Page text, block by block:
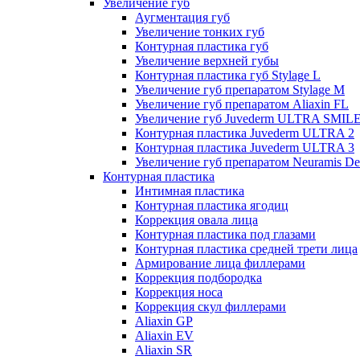
Увеличение губ
Аугментация губ
Увеличение тонких губ
Контурная пластика губ
Увеличение верхней губы
Контурная пластика губ Stylage L
Увеличение губ препаратом Stylage M
Увеличение губ препаратом Aliaxin FL
Увеличение губ Juvederm ULTRA
Контурная пластика Juvederm ULTRA 2
Контурная пластика Juvederm ULTRA 3
Увеличение губ препаратом Neuramis
Контурная пластика
Интимная пластика
Контурная пластика ягодиц
Коррекция овала лица
Контурная пластика под глазами
Контурная пластика средней трети лица
Армирование лица филлерами
Коррекция подбородка
Коррекция носа
Коррекция скул филлерами
Aliaxin GP
Aliaxin EV
Aliaxin SR